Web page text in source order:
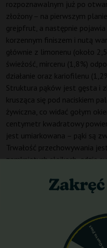
rozpoznawalnym już po
złożony – na pierwszym
grejpfrut, a następnie
korzennym finiszem i nutą
głównie z limonenu (około
świeżość, mircenu (1,8%)
działanie oraz kariofilenu
Struktura pąków jest gęsta i
krusząca się pod naciskiem
żywiczna, co widać gołym
centymetr kwadratowy
jest umiarkowana – pąki są
Trwałość przechowywania
zamkniętych słoikach, gdzie
Zawartość THC w tej
a CBG utrzymuje się na
ilościach obecne są także
podczas długiego
Pink Guava Fast